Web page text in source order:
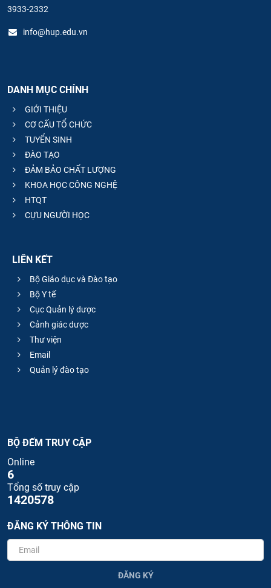
3933-2332
info@hup.edu.vn
DANH MỤC CHÍNH
GIỚI THIỆU
CƠ CẤU TỔ CHỨC
TUYỂN SINH
ĐÀO TẠO
ĐẢM BẢO CHẤT LƯỢNG
KHOA HỌC CÔNG NGHỆ
HTQT
CỰU NGƯỜI HỌC
LIÊN KẾT
Bộ Giáo dục và Đào tạo
Bộ Y tế
Cục Quản lý dược
Cảnh giác dược
Thư viện
Email
Quản lý đào tạo
BỘ ĐẾM TRUY CẬP
Online
6
Tổng số truy cập
1420578
ĐĂNG KÝ THÔNG TIN
ĐĂNG KÝ